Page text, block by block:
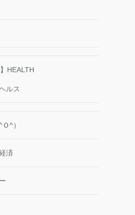
HEALTH
ルス
^）
済